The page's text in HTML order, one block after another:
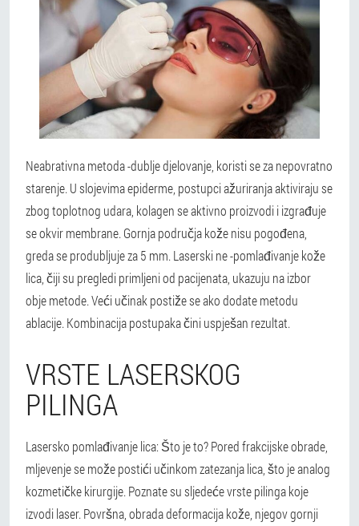
Neabrativna metoda -dublje djelovanje, koristi se za nepovratno
starenje. U slojevima epiderme, postupci ažuriranja aktiviraju se
zbog toplotnog udara, kolagen se aktivno proizvodi i izgrađuje
se okvir membrane. Gornja područja kože nisu pogođena,
greda se produbljuje za 5 mm. Laserski ne -pomlađivanje kože
lica, čiji su pregledi primljeni od pacijenata, ukazuju na izbor
obje metode. Veći učinak postiže se ako dodate metodu
ablacije. Kombinacija postupaka čini uspješan rezultat.
VRSTE LASERSKOG
PILINGA
Lasersko pomlađivanje lica: Što je to? Pored frakcijske obrade,
mljevenje se može postići učinkom zatezanja lica, što je analog
kozmetičke kirurgije. Poznate su sljedeće vrste pilinga koje
izvodi laser. Površna, obrada deformacija kože, njegov gornji